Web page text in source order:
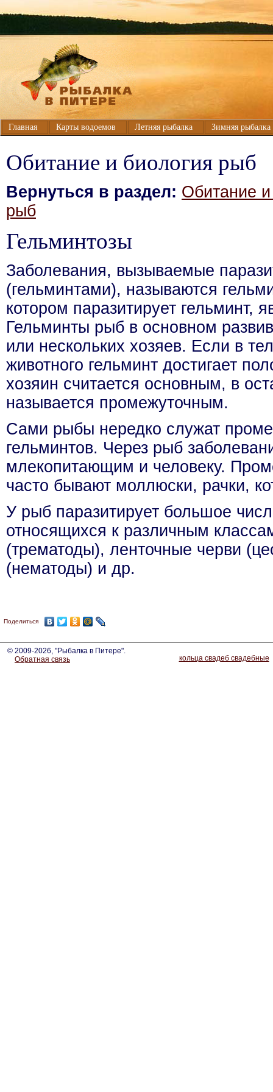
Главная Карты водоемов Летняя рыбалка Зимняя рыбалка
Обитание и биология рыб
Вернуться в раздел: Обитание
рыб
Гельминтозы
Заболевания, вызываемые
(гельминтами), называются
котором паразитирует гельминт,
Гельминты рыб в основном
или нескольких хозяев. Если в
животного гельминт достигает
хозяин считается основным, в
называется промежуточным.
Сами рыбы нередко служат
гельминтов. Через рыб
млекопитающим и человеку.
часто бывают моллюски, рачки,
У рыб паразитирует большое
относящихся к различным
(трематоды), ленточные черви
(нематоды) и др.
Поделиться
© 2009-2026, "Рыбалка в Питере".
Обратная связь
кольца свадеб свадебные